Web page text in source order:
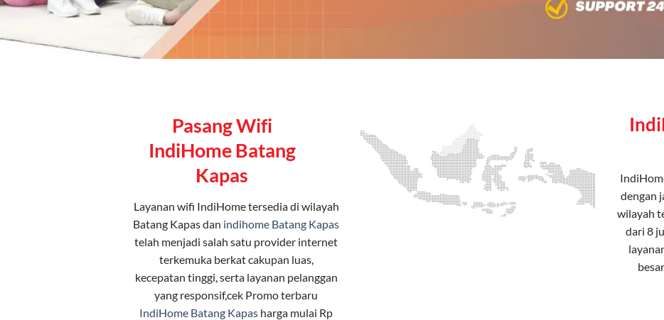
Pasang Wifi
IndiHome Batang
Kapas
Layanan wifi IndiHometersedia di wilayah
Batang Kapas dan indihome Batang Kapas
telah menjadi salah satu provider internet
terkemuka berkat cakupan luas,
kecepatan tinggi, serta layanan pelanggan
yang responsif,cek Promo terbaru
IndiHome Batang Kapas harga mulai Rp
dengan
wilayah
dari 8